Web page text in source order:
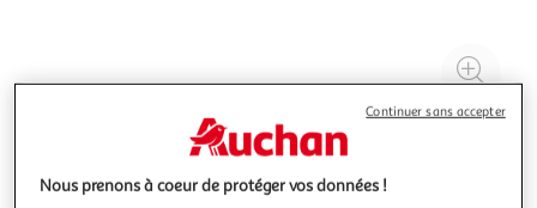
rubrique
à
Nous prenons à coeur de protéger vos données !
Continuer sans accepter